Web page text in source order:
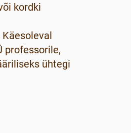
kordki
professorile,
ühtegi